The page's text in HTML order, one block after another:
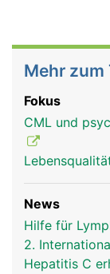
Mehr zum
Fokus
CML und
News
Hilfe für
2.
Hepatitis C